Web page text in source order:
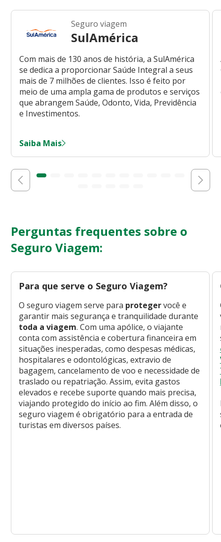
Seguro viagem
SulAmérica
Com mais de 130 anos de história, a SulAmérica
se dedica a proporcionar Saúde Integral a seus
mais de 7 milhões de clientes. Isso é feito por
meio de uma ampla gama de produtos e serviços
que abrangem Saúde, Odonto, Vida, Previdência
e Investimentos.
Saiba Mais
Perguntas frequentes sobre o
Seguro Viagem:
Para que serve o Seguro Viagem?
O seguro viagem serve para protegervocê e
garantir mais segurança e tranquilidade durante
toda a viagem. Com uma apólice, o viajante
conta com assistência e cobertura financeira em
situações inesperadas, como despesas médicas,
hospitalares e odontológicas, extravio de
bagagem, cancelamento de voo e necessidade de
traslado ou repatriação. Assim, evita gastos
elevados e recebe suporte quando mais precisa,
viajando protegido do início ao fim. Além disso, o
seguro viagem é obrigatório para a entrada de
turistas em diversos países.